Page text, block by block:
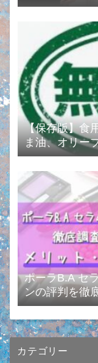
ーまとめ
【保存版】食
ま油、オリー
❗️〜
ポーラB.A セ
ンの評判を徹
リット・デメ
カテゴリー